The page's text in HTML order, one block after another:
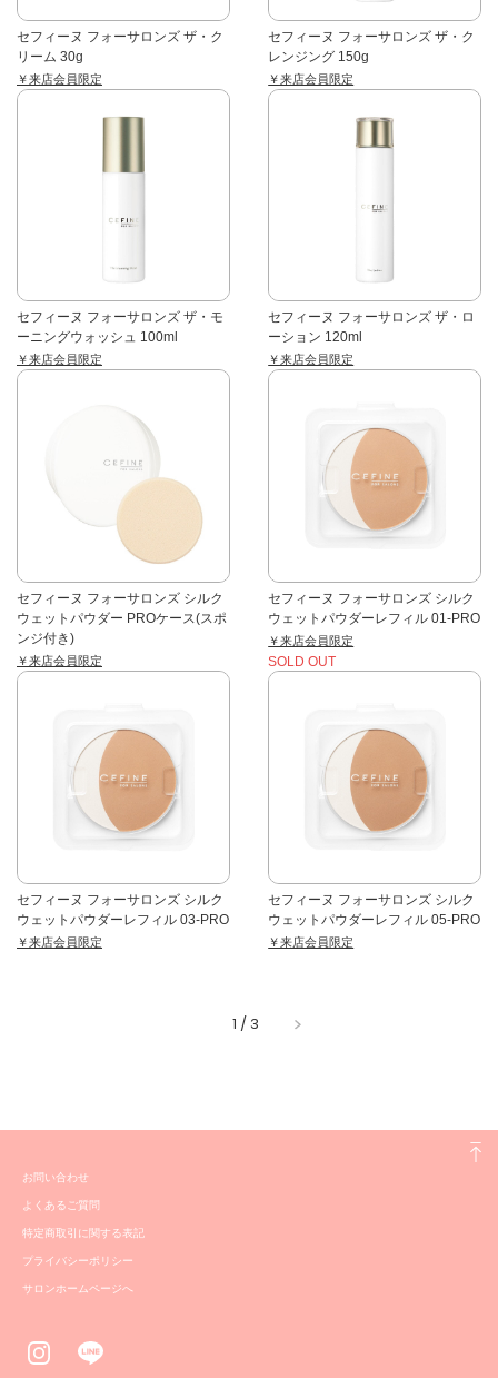
セフィーヌ フォーサロンズ ザ・ク
リーム 30g
￥来店会員限定
セフィーヌ フォーサロンズ ザ・ク
レンジング 150g
￥来店会員限定
セフィーヌ フォーサロンズ ザ・モ
ーニングウォッシュ 100ml
￥来店会員限定
セフィーヌ フォーサロンズ ザ・ロ
ーション 120ml
￥来店会員限定
セフィーヌ フォーサロンズ シルク
ウェットパウダー PROケース(スポ
ンジ付き)
￥来店会員限定
セフィーヌ フォーサロンズ シルク
ウェットパウダーレフィル 01-PRO
￥来店会員限定
SOLD OUT
セフィーヌ フォーサロンズ シルク
ウェットパウダーレフィル 03-PRO
￥来店会員限定
セフィーヌ フォーサロンズ シルク
ウェットパウダーレフィル 05-PRO
￥来店会員限定
1 / 3
お問い合わせ
よくあるご質問
特定商取引に関する表記
プライバシーポリシー
サロンホームページへ